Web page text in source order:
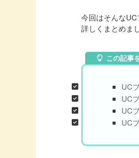
今回はそんな
詳しくまとめまし
この記事
UC
UC
UC
UC